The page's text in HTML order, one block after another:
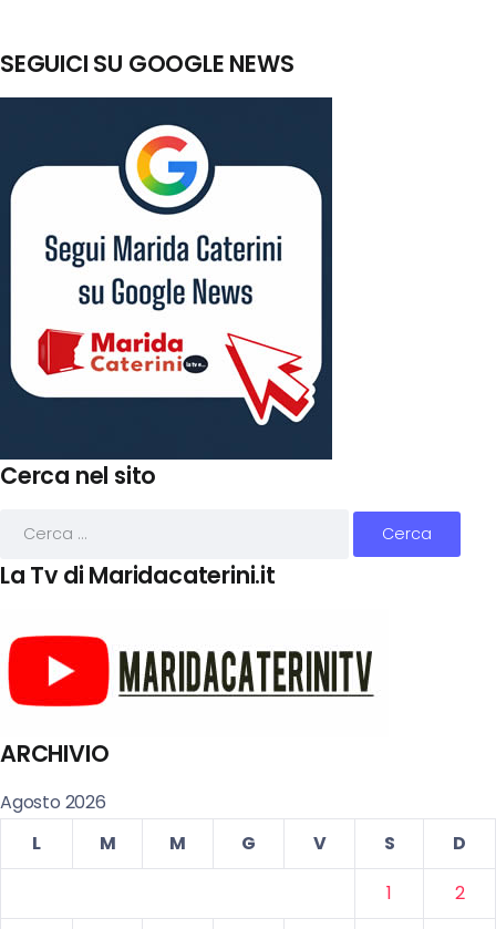
SEGUICI SU GOOGLE NEWS
Cerca nel sito
La Tv di Maridacaterini.it
ARCHIVIO
Agosto 2026
L
M M G V S
D
1
2